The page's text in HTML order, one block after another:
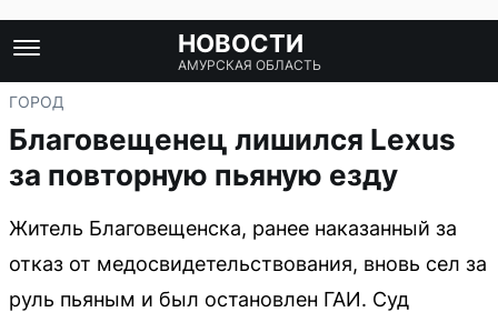
НОВОСТИ
АМУРСКАЯ ОБЛАСТЬ
ГОРОД
Благовещенец лишился Lexus
за повторную пьяную езду
Житель Благовещенска, ранее наказанный за
отказ от медосвидетельствования, вновь сел за
руль пьяным и был остановлен ГАИ. Суд